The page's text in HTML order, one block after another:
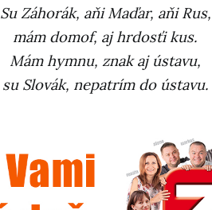
Su Záhorák, aňi Maďar, aňi Rus,
mám domof, aj hrdosťi kus.
Mám hymnu, znak aj ústavu,
su Slovák, nepatrím do ústavu.